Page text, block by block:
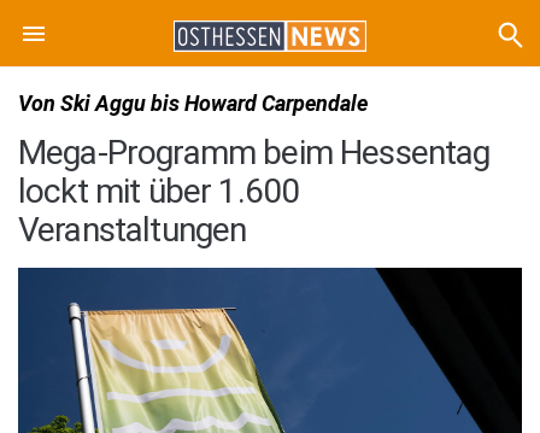
Von Ski Aggu bis Howard Carpendale
Mega-Programm beim Hessentag
lockt mit über 1.600
Veranstaltungen